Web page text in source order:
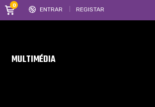
ENTRAR REGISTAR
0
MULTIMÉDIA